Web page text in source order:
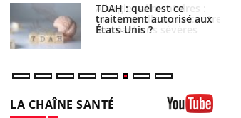
TDAH : quel est ce
traitement autorisé aux
États-Unis ?